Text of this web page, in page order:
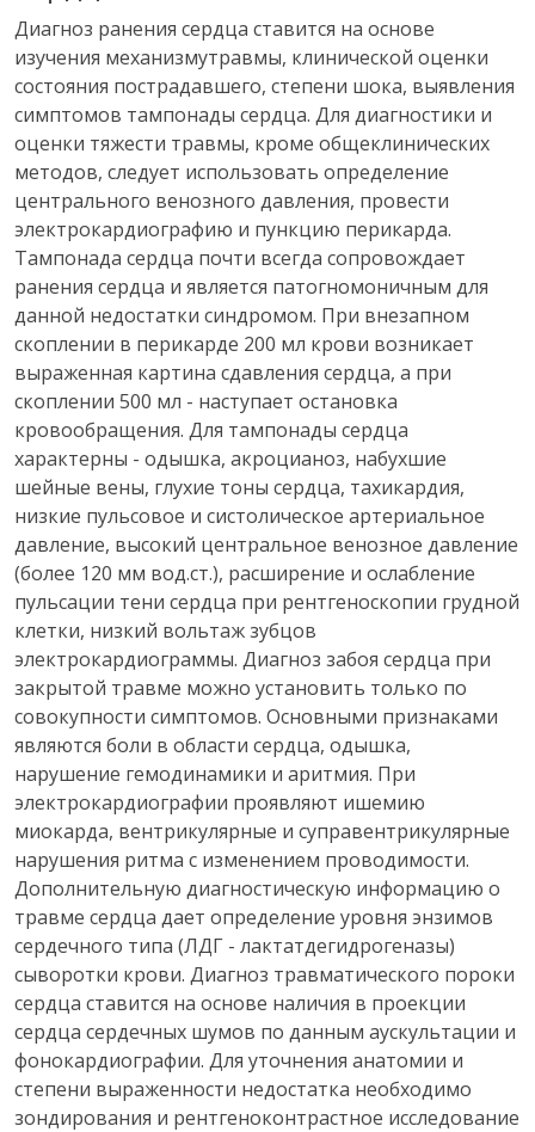
Диагноз ранения сердца ставится на основе
изучения механизмутравмы, клинической оценки
состояния пострадавшего, степени шока, выявления
симптомов тампонады сердца. Для диагностики и
оценки тяжести травмы, кроме общеклинических
методов, следует использовать определение
центрального венозного давления, провести
электрокардиографию и пункцию перикарда.
Тампонада сердца почти всегда сопровождает
ранения сердца и является патогномоничным для
данной недостатки синдромом. При внезапном
скоплении в перикарде 200 мл крови возникает
выраженная картина сдавления сердца, а при
скоплении 500 мл - наступает остановка
кровообращения. Для тампонады сердца
характерны - одышка, акроцианоз, набухшие
шейные вены, глухие тоны сердца, тахикардия,
низкие пульсовое и систолическое артериальное
давление, высокий центральное венозное давление
(более 120 мм вод.ст.), расширение и ослабление
пульсации тени сердца при рентгеноскопии грудной
клетки, низкий вольтаж зубцов
электрокардиограммы. Диагноз забоя сердца при
закрытой травме можно установить только по
совокупности симптомов. Основными признаками
являются боли в области сердца, одышка,
нарушение гемодинамики и аритмия. При
электрокардиографии проявляют ишемию
миокарда, вентрикулярные и суправентрикулярные
нарушения ритма с изменением проводимости.
Дополнительную диагностическую информацию о
травме сердца дает определение уровня энзимов
сердечного типа (ЛДГ - лактатдегидрогеназы)
сыворотки крови. Диагноз травматического пороки
сердца ставится на основе наличия в проекции
сердца сердечных шумов по данным аускультации и
фонокардиографии. Для уточнения анатомии и
степени выраженности недостатка необходимо
зондирования и рентгеноконтрастное исследование